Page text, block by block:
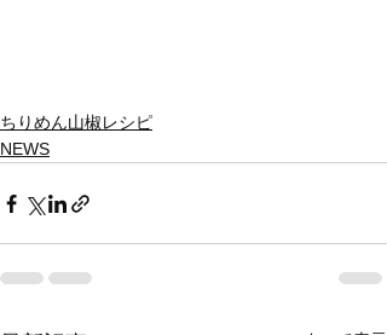
ちりめん山椒レシピ
NEWS